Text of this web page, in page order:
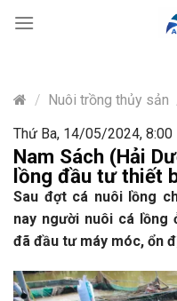
content
/ Nuôi trồng thủy sản
Thứ Ba, 14/05/2024, 8:00
Nam Sách (Hải
lồng đầu tư thiết
Sau đợt cá nuôi lồng
nay người nuôi cá lồng
đã đầu tư máy móc, ổn